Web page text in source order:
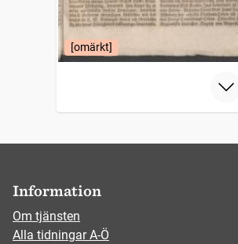
[omärkt]
Information
Om tjänsten
Alla tidningar A-Ö